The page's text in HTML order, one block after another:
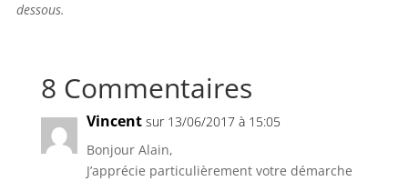
dessous.
8 Commentaires
Vincent sur 13/06/2017 à 15:05
Bonjour Alain,
J’apprécie particulièrement votre démarche